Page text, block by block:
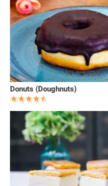
Donuts (Doughnuts)